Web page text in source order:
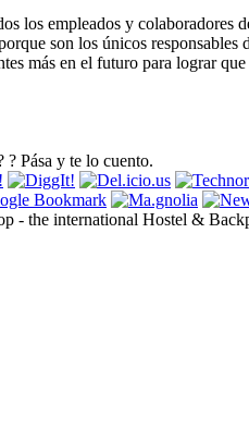
los empleados y colaboradores
son los únicos responsables
más en el futuro para lograr
? Pása y te lo cuento.
- the international Hostel &